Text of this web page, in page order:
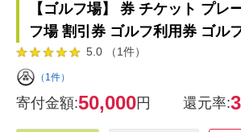
【ゴルフ場】 券 チケット プレ
フ場 割引券 ゴルフ利用券 ゴル
5.0 （1件）
（1件）
寄付金額:50,000円 還元率: